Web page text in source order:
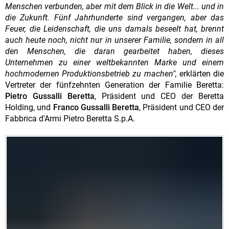
Menschen verbunden, aber mit dem Blick in die Welt... und in
die Zukunft. Fünf Jahrhunderte sind vergangen, aber das
Feuer, die Leidenschaft, die uns damals beseelt hat, brennt
auch heute noch, nicht nur in unserer Familie, sondern in all
den Menschen, die daran gearbeitet haben, dieses
Unternehmen zu einer weltbekannten Marke und einem
hochmodernen Produktionsbetrieb zu machen", erklärten die
Vertreter der fünfzehnten Generation der Familie Beretta:
Pietro Gussalli Beretta, Präsident und CEO der Beretta
Holding, und Franco Gussalli Beretta, Präsident und CEO der
Fabbrica d'Armi Pietro Beretta S.p.A.